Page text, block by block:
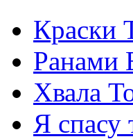
Краски
Ранами
Хвала
Я спасу